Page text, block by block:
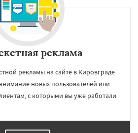
реклама
рекламы на сайте в Кировграде
новых пользователей или
с которыми вы уже работали